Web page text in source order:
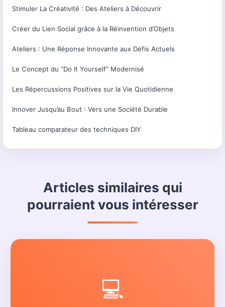
Stimuler La Créativité : Des Ateliers à Découvrir
Créer du Lien Social grâce à la Réinvention d’Objets
Ateliers : Une Réponse Innovante aux Défis Actuels
Le Concept du “Do It Yourself” Modernisé
Les Répercussions Positives sur la Vie Quotidienne
Innover Jusqu’au Bout : Vers une Société Durable
Tableau comparateur des techniques DIY
Articles similaires qui
pourraient vous intéresser
💻